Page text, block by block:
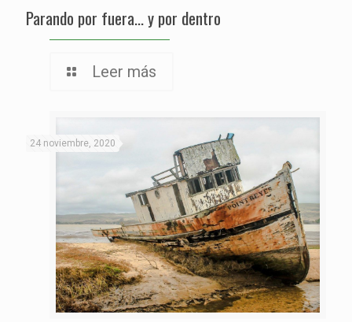
Parando por fuera… y por dentro
Leer más
24 noviembre, 2020